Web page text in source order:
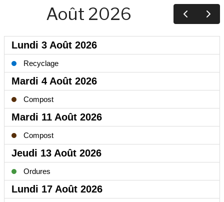
Août 2026
Lundi 3 Août 2026
Recyclage
Mardi 4 Août 2026
Compost
Mardi 11 Août 2026
Compost
Jeudi 13 Août 2026
Ordures
Lundi 17 Août 2026